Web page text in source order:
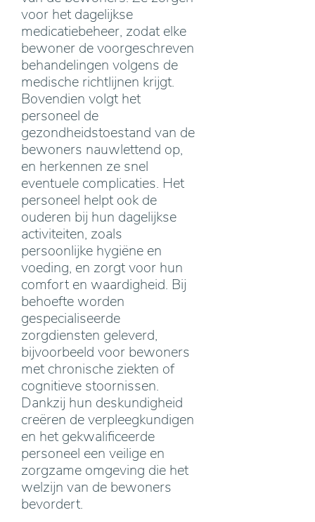
voor het dagelijkse
medicatiebeheer, zodat elke
bewoner de voorgeschreven
behandelingen volgens de
medische richtlijnen krijgt.
Bovendien volgt het
personeel de
gezondheidstoestand van de
bewoners nauwlettend op,
en herkennen ze snel
eventuele complicaties. Het
personeel helpt ook de
ouderen bij hun dagelijkse
activiteiten, zoals
persoonlijke hygiëne en
voeding, en zorgt voor hun
comfort en waardigheid. Bij
behoefte worden
gespecialiseerde
zorgdiensten geleverd,
bijvoorbeeld voor bewoners
met chronische ziekten of
cognitieve stoornissen.
Dankzij hun deskundigheid
creëren de verpleegkundigen
en het gekwalificeerde
personeel een veilige en
zorgzame omgeving die het
welzijn van de bewoners
bevordert.